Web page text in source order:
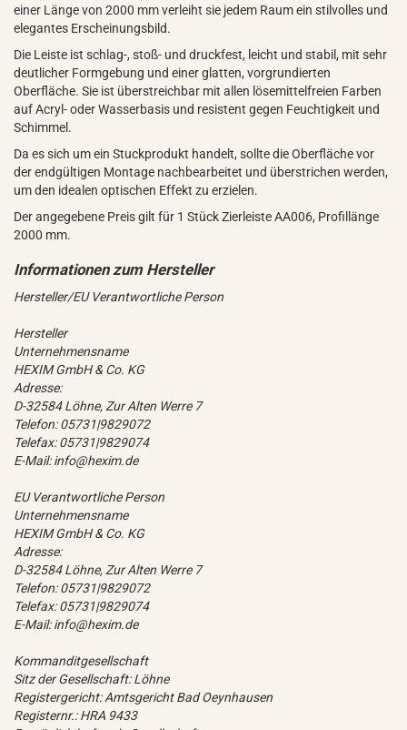
einer Länge von 2000 mm verleiht sie jedem Raum ein stilvolles und
elegantes Erscheinungsbild.
Die Leiste ist schlag-, stoß- und druckfest, leicht und stabil, mit sehr
deutlicher Formgebung und einer glatten, vorgrundierten
Oberfläche. Sie ist überstreichbar mit allen lösemittelfreien Farben
auf Acryl- oder Wasserbasis und resistent gegen Feuchtigkeit und
Schimmel.
Da es sich um ein Stuckprodukt handelt, sollte die Oberfläche vor
der endgültigen Montage nachbearbeitet und überstrichen werden,
um den idealen optischen Effekt zu erzielen.
Der angegebene Preis gilt für 1 Stück Zierleiste AA006, Profillänge
2000 mm.
Hersteller/EU Verantwortliche Person
Hersteller
Unternehmensname
HEXIM GmbH & Co. KG
Adresse:
D-32584 Löhne, Zur Alten Werre 7
Telefon: 05731|9829072
Telefax: 05731|9829074
E-Mail: info@hexim.de
EU Verantwortliche Person
Unternehmensname
HEXIM GmbH & Co. KG
Adresse:
D-32584 Löhne, Zur Alten Werre 7
Telefon: 05731|9829072
Telefax: 05731|9829074
E-Mail: info@hexim.de
Kommanditgesellschaft
Sitz der Gesellschaft: Löhne
Registergericht: Amtsgericht Bad Oeynhausen
Registernr.: HRA 9433